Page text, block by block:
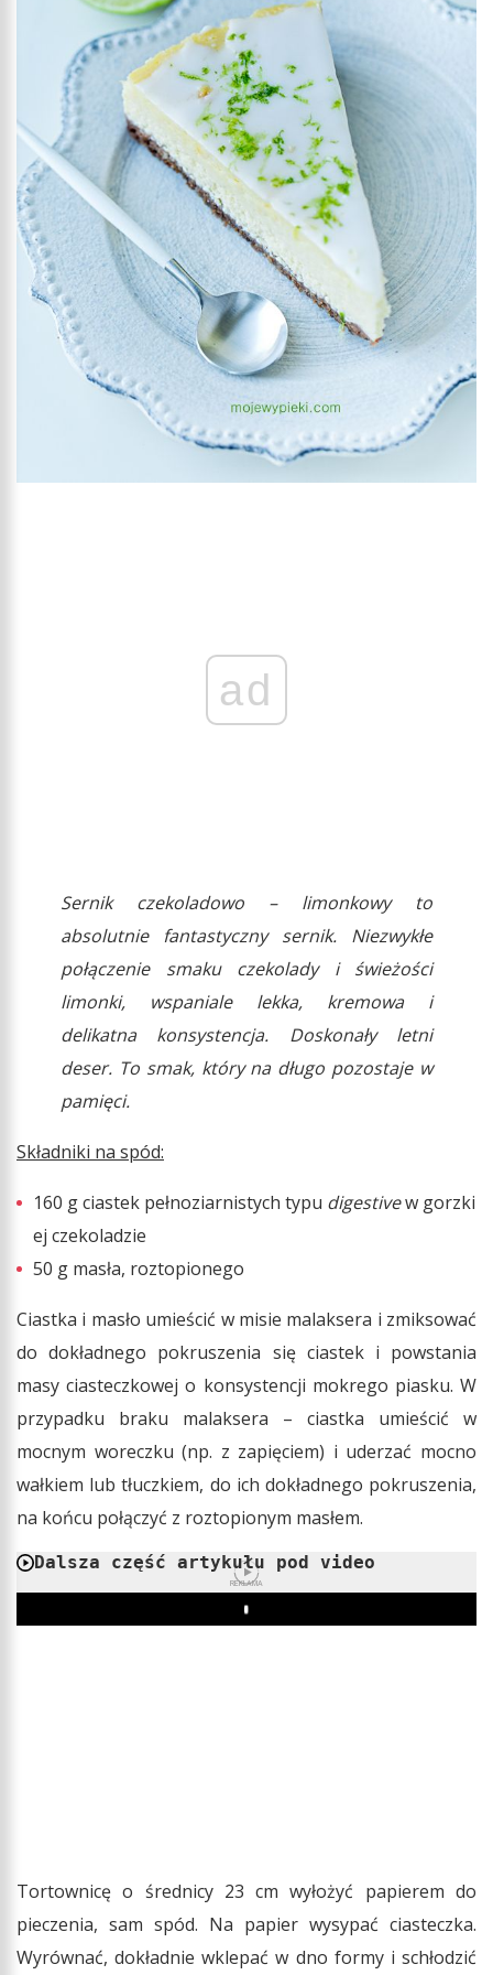
ad
Sernik czekoladowo – limonkowy to
absolutnie fantastyczny sernik. Niezwykłe
połączenie smaku czekolady i świeżości
limonki, wspaniale lekka, kremowa i
delikatna konsystencja. Doskonały letni
deser. To smak, który na długo pozostaje w
pamięci.
Składniki na spód:
160 g ciastek pełnoziarnistych typu digestivew gorzki
ej czekoladzie
50 g masła, roztopionego
Ciastka i masło umieścić w misie malaksera i zmiksować
do dokładnego pokruszenia się ciastek i powstania
masy ciasteczkowej o konsystencji mokrego piasku. W
przypadku braku malaksera – ciastka umieścić w
mocnym woreczku (np. z zapięciem) i uderzać mocno
wałkiem lub tłuczkiem, do ich dokładnego pokruszenia,
na końcu połączyć z roztopionym masłem.
Dalsza część artykułu pod video
REKLAMA
Play
Tortownicę o średnicy 23 cm wyłożyć papierem do
pieczenia, sam spód. Na papier wysypać ciasteczka.
Wyrównać, dokładnie wklepać w dno formy i schłodzić